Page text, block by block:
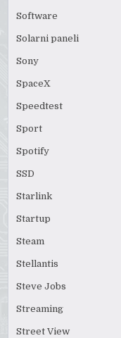
Software
Solarni paneli
Sony
SpaceX
Speedtest
Sport
Spotify
SSD
Starlink
Startup
Steam
Stellantis
Steve Jobs
Streaming
Street View